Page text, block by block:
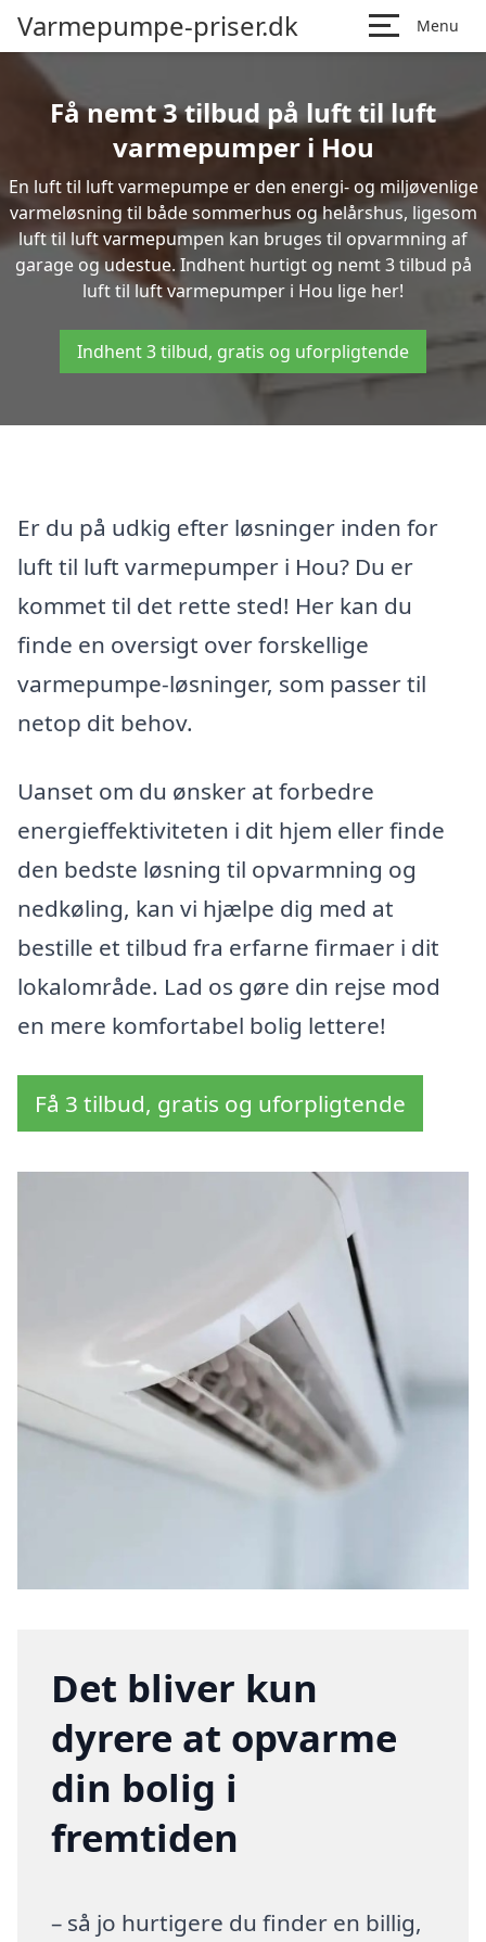
Varmepumpe-priser.dk Menu
Få nemt 3 tilbud på luft til luft
varmepumper i Hou
En luft til luft varmepumpe er den energi- og miljøvenlige
varmeløsning til både sommerhus og helårshus, ligesom
luft til luft varmepumpen kan bruges til opvarmning af
garage og udestue. Indhent hurtigt og nemt 3 tilbud på
luft til luft varmepumper i Hou lige her!
Indhent 3 tilbud, gratis og uforpligtende
Er du på udkig efter løsninger inden for
luft til luft varmepumper i Hou? Du er
kommet til det rette sted! Her kan du
finde en oversigt over forskellige
varmepumpe-løsninger, som passer til
netop dit behov.
Uanset om du ønsker at forbedre
energieffektiviteten i dit hjem eller finde
den bedste løsning til opvarmning og
nedkøling, kan vi hjælpe dig med at
bestille et tilbud fra erfarne firmaer i dit
lokalområde. Lad os gøre din rejse mod
en mere komfortabel bolig lettere!
Få 3 tilbud, gratis og uforpligtende
Det bliver kun
dyrere at opvarme
din bolig i
fremtiden
– så jo hurtigere du finder en billig,